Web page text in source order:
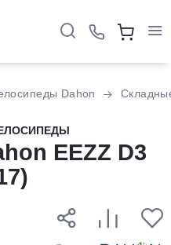
Dahon
EEZZ D3